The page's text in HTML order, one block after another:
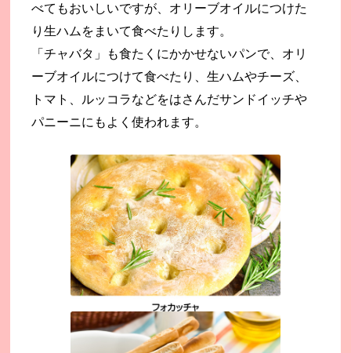
べてもおいしいですが、オリーブオイルにつけた
り生ハムをまいて食べたりします。
「チャバタ」も食たくにかかせないパンで、オリ
ーブオイルにつけて食べたり、生ハムやチーズ、
トマト、ルッコラなどをはさんだサンドイッチや
パニーニにもよく使われます。